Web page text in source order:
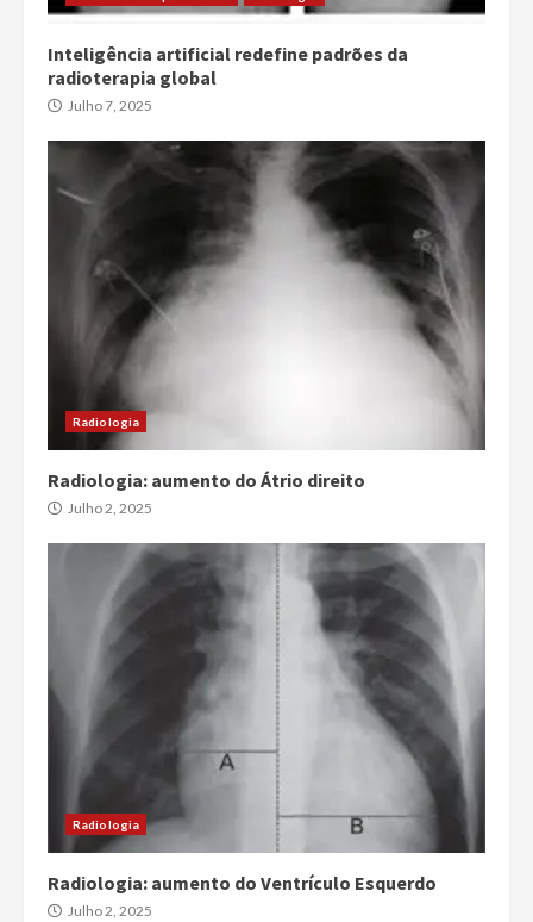
Inteligência artificial redefine padrões da
radioterapia global
Julho 7, 2025
Radiologia
Radiologia: aumento do Átrio direito
Julho 2, 2025
Radiologia
Radiologia: aumento do Ventrículo Esquerdo
Julho 2, 2025